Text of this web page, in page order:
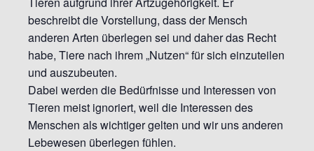
beschreibt die Vorstellung, dass der Mensch
anderen Arten überlegen sei und daher das Recht
habe, Tiere nach ihrem „Nutzen“ für sich einzuteilen
und auszubeuten.
Dabei werden die Bedürfnisse und Interessen von
Tieren meist ignoriert, weil die Interessen des
Menschen als wichtiger gelten und wir uns anderen
Lebewesen überlegen fühlen.